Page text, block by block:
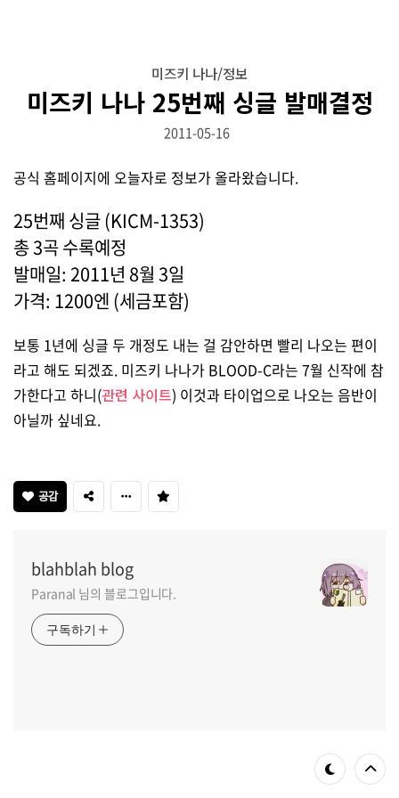
미즈키 나나/정보
미즈키 나나 25번째 싱글 발매결정
2011-05-16
공식 홈페이지에 오늘자로 정보가 올라왔습니다.
25번째 싱글 (KICM-1353)
총 3곡 수록예정
발매일: 2011년 8월 3일
가격: 1200엔 (세금포함)
보통 1년에 싱글 두 개정도 내는 걸 감안하면 빨리 나오는 편이
라고 해도 되겠죠. 미즈키 나나가 BLOOD-C라는 7월 신작에 참
가한다고 하니(관련 사이트) 이것과 타이업으로 나오는 음반이
아닐까 싶네요.
공감
blahblah blog
Paranal 님의 블로그입니다.
구독하기